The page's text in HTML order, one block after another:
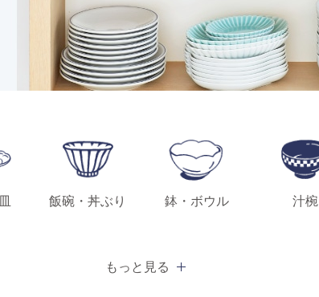
飯碗・丼ぶり 鉢・ボウル 汁椀